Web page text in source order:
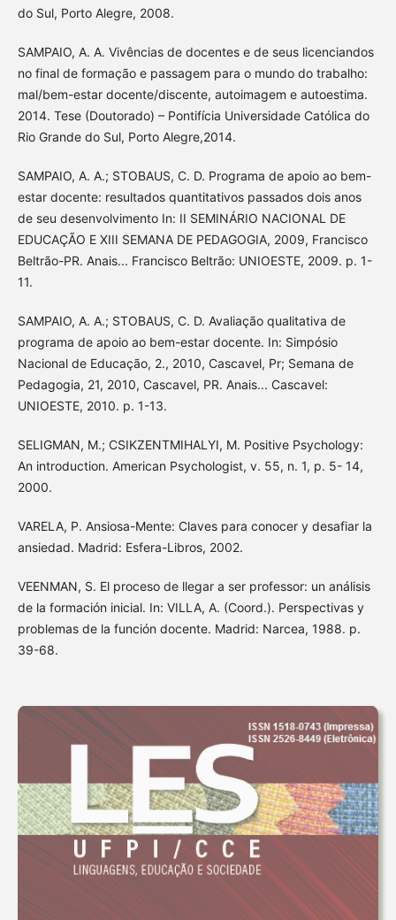
do Sul, Porto Alegre, 2008.
SAMPAIO, A. A. Vivências de docentes e de seus licenciandos
no final de formação e passagem para o mundo do trabalho:
mal/bem-estar docente/discente, autoimagem e autoestima.
2014. Tese (Doutorado) – Pontifícia Universidade Católica do
Rio Grande do Sul, Porto Alegre,2014.
SAMPAIO, A. A.; STOBAUS, C. D. Programa de apoio ao bem-
estar docente: resultados quantitativos passados dois anos
de seu desenvolvimento In: II SEMINÁRIO NACIONAL DE
EDUCAÇÃO E XIII SEMANA DE PEDAGOGIA, 2009, Francisco
Beltrão-PR. Anais... Francisco Beltrão: UNIOESTE, 2009. p. 1-
11.
SAMPAIO, A. A.; STOBAUS, C. D. Avaliação qualitativa de
programa de apoio ao bem-estar docente. In: Simpósio
Nacional de Educação, 2., 2010, Cascavel, Pr; Semana de
Pedagogia, 21, 2010, Cascavel, PR. Anais... Cascavel:
UNIOESTE, 2010. p. 1-13.
SELIGMAN, M.; CSIKZENTMIHALYI, M. Positive Psychology:
An introduction. American Psychologist, v. 55, n. 1, p. 5- 14,
2000.
VARELA, P. Ansiosa-Mente: Claves para conocer y desafiar la
ansiedad. Madrid: Esfera-Libros, 2002.
VEENMAN, S. El proceso de llegar a ser professor: un análisis
de la formación inicial. In: VILLA, A. (Coord.). Perspectivas y
problemas de la función docente. Madrid: Narcea, 1988. p.
39-68.